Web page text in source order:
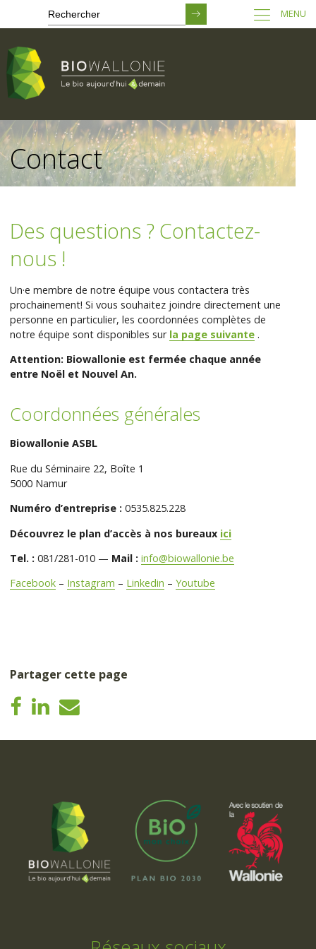
Passer
au
contenu
principal
MENU
Contact
Des questions ? Contactez-
nous !
Un·e membre de notre équipe vous contactera très
prochainement! Si vous souhaitez joindre directement une
personne en particulier, les coordonnées complètes de
notre équipe sont disponibles sur la page suivante .
Attention: Biowallonie est fermée chaque année
entre Noël et Nouvel An.
Coordonnées générales
Biowallonie ASBL
Rue du Séminaire 22, Boîte 1
5000 Namur
Numéro d’entreprise : 0535.825.228
Découvrez le plan d’accès à nos bureaux ici
Tel. : 081/281-010 — Mail : info@biowallonie.be
Facebook – Instagram – Linkedin –Youtube
Partager cette page